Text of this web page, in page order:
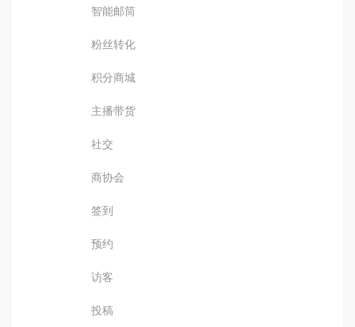
智能邮筒
粉丝转化
积分商城
主播带货
社交
商协会
签到
预约
访客
投稿